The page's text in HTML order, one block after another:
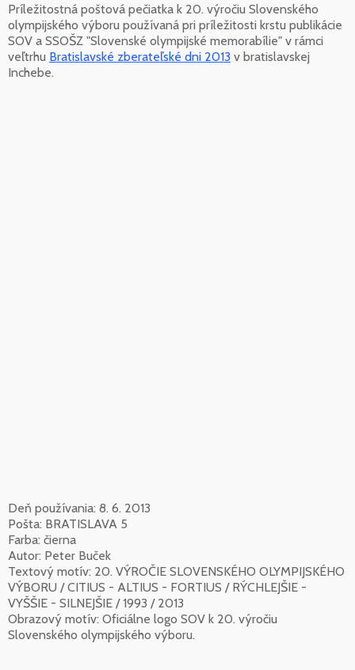
Príležitostná poštová pečiatka k 20. výročiu Slovenského
olympijského výboru používaná pri príležitosti krstu publikácie
SOV a SSOŠZ "Slovenské olympijské memorabílie" v rámci
veľtrhu Bratislavské zberateľské dni 2013 v bratislavskej
Inchebe.
Deň používania: 8. 6. 2013
Pošta: BRATISLAVA 5
Farba: čierna
Autor: Peter Buček
Textový motív: 20. VÝROČIE SLOVENSKÉHO OLYMPIJSKÉHO
VÝBORU / CITIUS - ALTIUS - FORTIUS / RÝCHLEJŠIE -
VYŠŠIE - SILNEJŠIE / 1993 / 2013
Obrazový motív: Oficiálne logo SOV k 20. výročiu
Slovenského olympijského výboru.